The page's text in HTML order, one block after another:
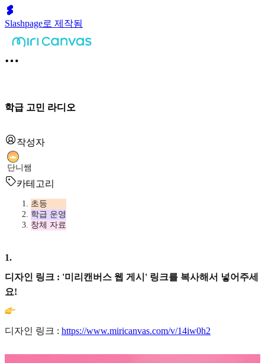
Slashpage로 제작됨
학급 고민 라디오
작성자
단니쌤
카테고리
초등
학급 운영
창체 자료
1.
디자인 링크 : '미리캔버스 웹 게시' 링크를 복사해서 넣어주세
요!
디자인 링크 : https://www.miricanvas.com/v/14iw0h2